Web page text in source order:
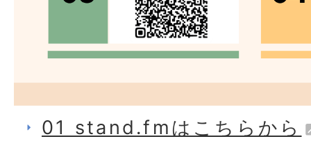
01 stand.fmはこちらから